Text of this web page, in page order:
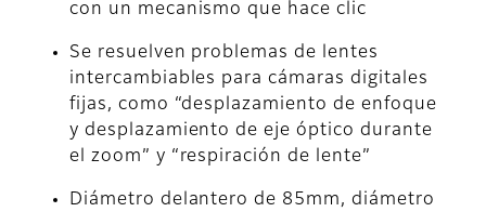
con un mecanismo que hace clic
Se resuelven problemas de lentes
intercambiables para cámaras digitales
fijas, como “desplazamiento de enfoque
y desplazamiento de eje óptico durante
el zoom” y “respiración de lente”
Diámetro delantero de 85mm, diámetro